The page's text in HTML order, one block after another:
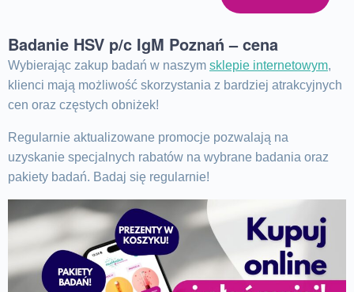
Badanie HSV p/c IgM Poznań – cena
Wybierając zakup badań w naszym sklepie internetowym,
klienci mają możliwość skorzystania z bardziej atrakcyjnych
cen oraz częstych obniżek!
Regularnie aktualizowane promocje pozwalają na
uzyskanie specjalnych rabatów na wybrane badania oraz
pakiety badań. Badaj się regularnie!